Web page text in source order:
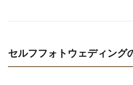
セルフフォトウェディング